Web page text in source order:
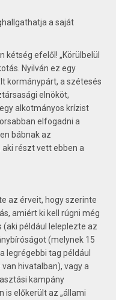
a saját
kétség efelől! „Körülbelül
Nyilván ez egy
kormánypárt, a szétesés
elnököt,
alkotmányos krízist
elfogadni a
bábnak az
részt vett ebben a
az érveit, hogy szerinte
amiért ki kell rúgni még
például leleplezte az
(melynek 15
legrégebbi tag például
hivatalban), vagy a
kampány
is előkerült az „állami